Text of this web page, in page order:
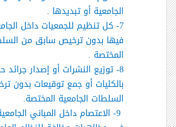
الجامعية أو تبديدها .
7- كل تنظيم للجمعيات داخل
فيها بدون ترخيص سابق من
المختصة .
8- توزيع النشرات أو إصدار جرائد
بالكليات أو جمع توقيعات بدون
السلطات الجامعية المختصة.
9- الاعتصام داخل المباني